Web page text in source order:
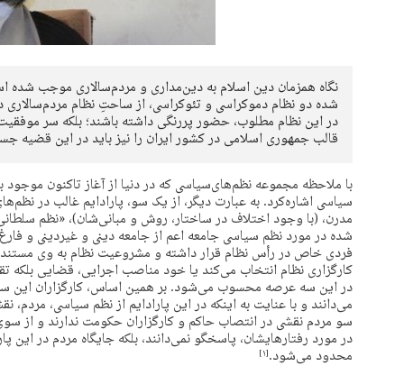
نگاه همزمان دین اسلام به دین‌مداری و مردم‌‌سالاری موجب شده
شده دو نظام دموکراسی و تئوکراسی، از ساحتِ نظام مردم‌سالاری
در این نظام مطلوب، حضور پررنگی داشته باشند؛ بلکه سر
قالب جمهوری ‌اسلامی در کشور ایران را نیز باید در این قضیه
با ملاحظه مجموعه نظم‌های‌سیاسی که در دنیا از آغاز تاکنون
سیاسی اشاره‌کرد. به عبارت دیگر، از یک سو، پارادایم غالب در
مدرن، (با وجود اختلاف در ساختار، روش و مبانی‌شان)، «نظم
شده در مورد نظم‌ سیاسی جامعه اعم از جامعه ‌دینی و غیردینی و
فردی خاص در رأس نظام قرار داشته و مشروعیت نظام به وی
کارگزاری نظام انتخاب‌ می‌کند یا خود مناصب اجرایی، قضایی بلکه
در این سه عرصه محسوب می‌شود. بر همین اساس، کارگزاران این سه
می‌دانند و با عنایت به اینکه در این پارادایم از نظم‌ سیاسی،
سو مردم نقشی در انتصاب حاکم و کارگزاران حکومت ندارند و از
در مورد رفتارهایشان، پاسخگو نمی‌دانند، بلکه جایگاه مردم در
محدود می‌شود.‏[۱]‎